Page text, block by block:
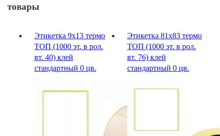
товары
Этикетка 9х13 термо
ТОП (1000 эт. в рол.
вт. 40) клей
стандартный 0 цв.
Этикетка 81х83 термо
ТОП (1000 эт. в рол.
вт. 76) клей
стандартный 0 цв.